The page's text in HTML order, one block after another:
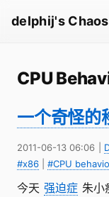
delphij's Chaos
CPU
一个奇怪的
2011-06-13 06:06
#x86
#CPU
今天 强迫症 朱小